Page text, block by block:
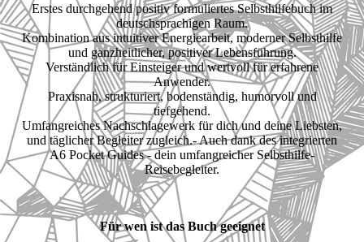
Erstes durchgehend positiv formuliertes Selbsthilfebuch im
deutschsprachigen Raum.
Kombination aus intuitiver Energiearbeit, moderner Selbsthilfe
und ganzheitlicher, positiver Lebensführung.
Verständlich für Einsteiger und wertvoll für erfahrene
Anwender.
Praxisnah, strukturiert, bodenständig, humorvoll und
tiefgehend.
Umfangreiches Nachschlagewerk für dich und deine Liebsten,
und täglicher Begleiter zugleich.- Auch dank des integrierten
A6 Pocket Guides - dein umfangreicher Selbsthilfe-
Reisebegleiter.
Für wen ist das Buch geeignet